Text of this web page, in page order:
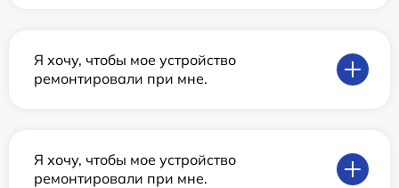
Я хочу, чтобы мое устройство
ремонтировали при мне.
Я хочу, чтобы мое устройство
ремонтировали при мне.